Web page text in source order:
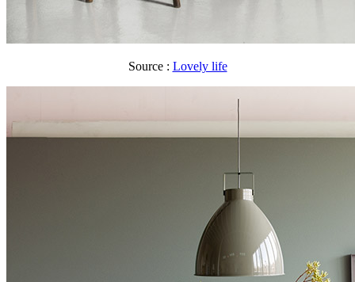
Source : Lovely life